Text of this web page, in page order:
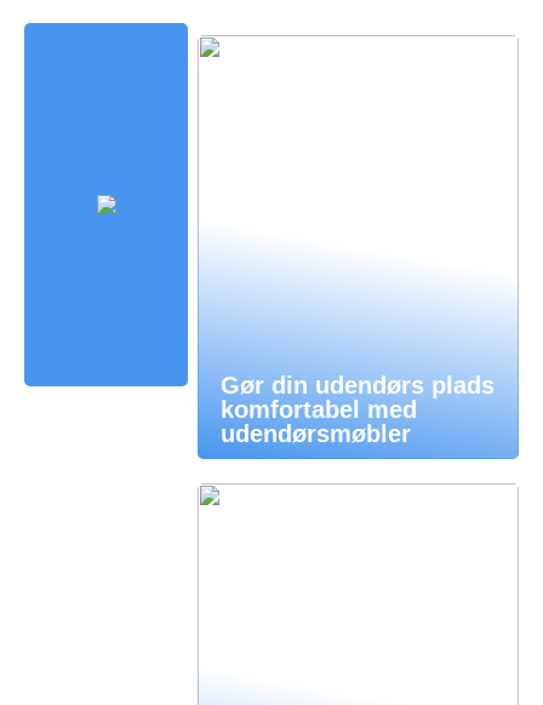
Gør din udendørs plads
komfortabel med
udendørsmøbler